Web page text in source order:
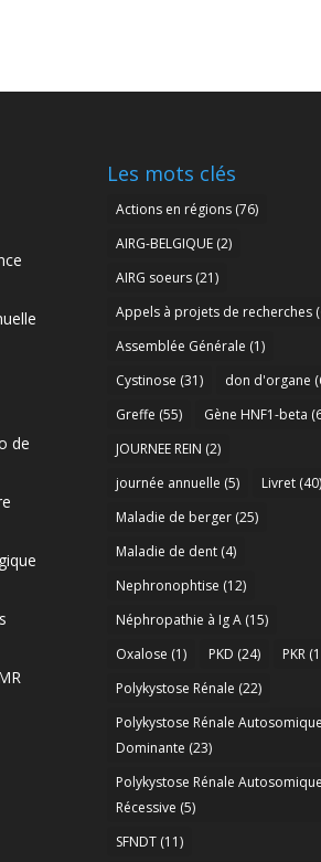
de
Les mots clés
Actions en régions(76)
AIRG-BELGIQUE(2)
AIRG soeurs(21)
Appels à projets de recherches
Assemblée Générale (1)
Cystinose (31) don d'organe
Greffe (55) Gène HNF1-beta
JOURNEE REIN (2)
journée annuelle (5) Livret(40)
Maladie de berger(25)
Maladie de dent(4)
Nephronophtise (12)
Néphropathie à Ig A(15)
Oxalose (1) PKD (24) PKR
Polykystose Rénale (22)
Polykystose Rénale
Dominante (23)
Polykystose Rénale
Récessive (5)
SFNDT(11)